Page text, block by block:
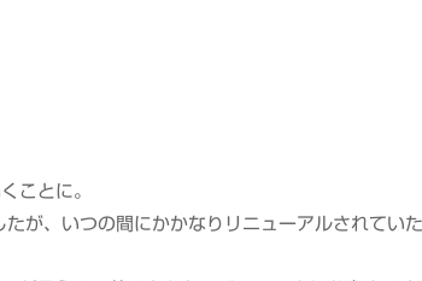
ことに。
が、いつの間にかかなりリニューアルされてい